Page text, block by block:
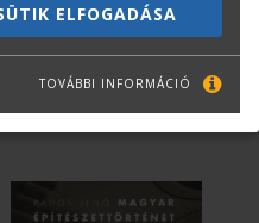
Kifogyott
ELFOGADÁSA
TOVÁBBI INFORMÁCIÓ